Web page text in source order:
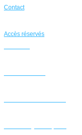
Contact
Accès réservés